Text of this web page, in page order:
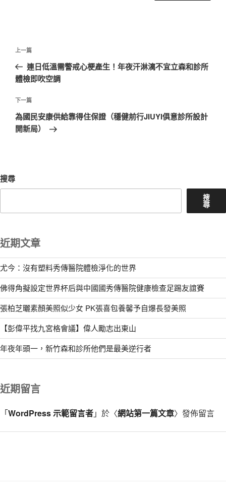
文
導
覽
上
一
篇
章
上一篇
連日低溫需警戒心梗產生！年夜汗淋漓不宜立森和診所
體檢即吹空調
下
一
篇
下一篇
為國民安康供給靠得住保證（穩健前行JIUYI俱意診所設計
開新局）
搜尋
搜
尋
近期文章
尤今：沒有塑料秀傳醫院體檢淨化的世界
佛得角擬設定世界杯后與中國國秀傳醫院健康檢查足踢友誼賽
張柏芝曬素顏美照似少女 PK張喜包養馨予自爆長發美照
【彭偉平找九宮格會議】偉人勵志出東山
年夜年頭一，新竹森和診所他們是最美逆行者
近期留言
「WordPress 示範留言者」於〈網站第一篇文章〉發佈留言